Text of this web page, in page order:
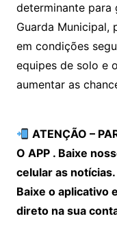
determinante para
Guarda Municipal,
em condições
equipes de solo e
aumentar as
ATENÇÃO –
O APP . Baixe
celular as notícias.
Baixe o aplicativo
direto na sua